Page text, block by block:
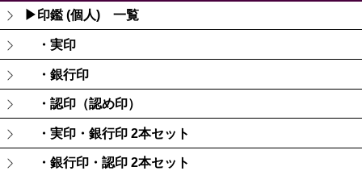
▶印鑑 (個人) 一覧
・実印
・銀行印
・認印（認め印）
・実印・銀行印 2本セット
・銀行印・認印 2本セット